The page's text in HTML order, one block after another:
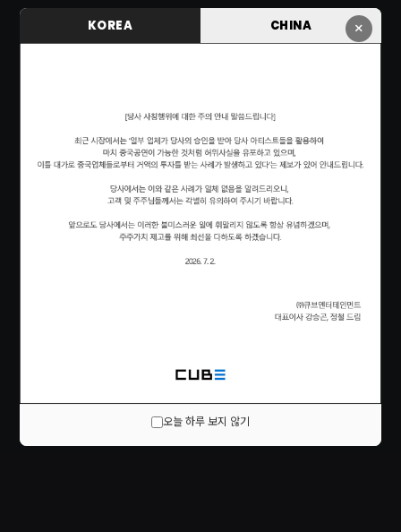
×
KOREA CHINA
오늘 하루 보지 않기